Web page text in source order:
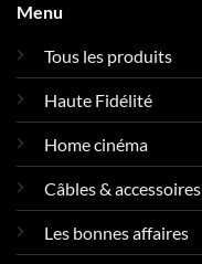
Menu
Tous les produits
Haute Fidélité
Home cinéma
Câbles & accessoires
Les bonnes affaires